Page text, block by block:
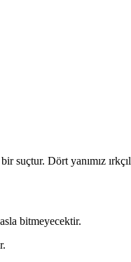
Dört yanımız
bitmeyecektir.